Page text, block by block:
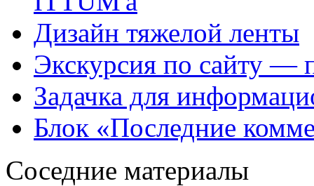
Дизайн тяжелой ленты
Экскурсия по сайту —
Задачка для
Блок «Последние
Соседние материалы